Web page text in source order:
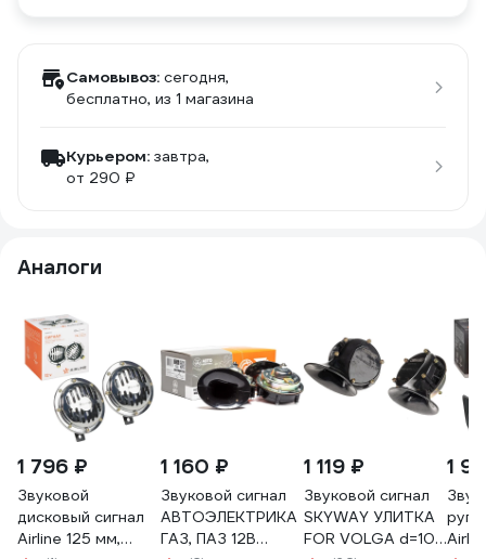
Самовывоз: сегодня,
бесплатно, из 1 магазина
Курьером: завтра,
от 290 ₽
Аналоги
1 796 ₽
Звуковой
дисковый сигнал
Airline 125 мм,
1 160 ₽
Звуковой сигнал
АВТОЭЛЕКТРИКА
ГАЗ, ПАЗ 12В
1 119 ₽
Звуковой сигнал
SKYWAY УЛИТКА
FOR VOLGA d=102
1